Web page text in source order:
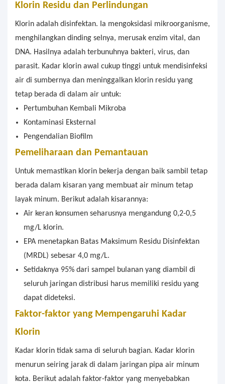
Klorin Residu dan Perlindungan
Klorin adalah disinfektan. Ia mengoksidasi mikroorganisme,
menghilangkan dinding selnya, merusak enzim vital, dan
DNA. Hasilnya adalah terbunuhnya bakteri, virus, dan
parasit. Kadar klorin awal cukup tinggi untuk mendisinfeksi
air di sumbernya dan meninggalkan klorin residu yang
tetap berada di dalam air untuk:
Pertumbuhan Kembali Mikroba
Kontaminasi Eksternal
Pengendalian Biofilm
Pemeliharaan dan Pemantauan
Untuk memastikan klorin bekerja dengan baik sambil tetap
berada dalam kisaran yang membuat air minum tetap
layak minum. Berikut adalah kisarannya:
Air keran konsumen seharusnya mengandung 0,2-0,5
mg/L klorin.
EPA menetapkan Batas Maksimum Residu Disinfektan
(MRDL) sebesar 4,0 mg/L.
Setidaknya 95% dari sampel bulanan yang diambil di
seluruh jaringan distribusi harus memiliki residu yang
dapat dideteksi.
Faktor-faktor yang Mempengaruhi Kadar
Klorin
Kadar klorin tidak sama di seluruh bagian. Kadar klorin
menurun seiring jarak di dalam jaringan pipa air minum
kota. Berikut adalah faktor-faktor yang menyebabkan